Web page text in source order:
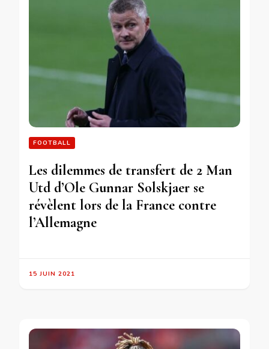
FOOTBALL
Les dilemmes de transfert de 2 Man
Utd d’Ole Gunnar Solskjaer se
révèlent lors de la France contre
l’Allemagne
15 JUIN 2021